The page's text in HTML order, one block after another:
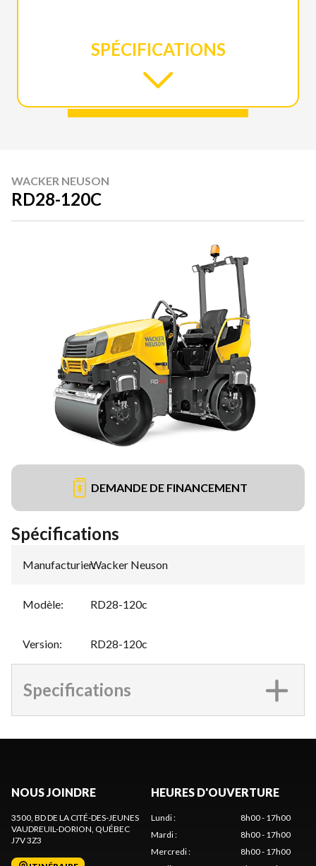
SPÉCIFICATIONS
WACKER NEUSON
RD28-120C
DEMANDE DE FINANCEMENT
Spécifications
Manufacturier:
Wacker Neuson
Modèle: RD28-120c
Version: RD28-120c
Specifications
NOUS JOINDRE
3500, BD DE LA CITÉ-DES-JEUNES
VAUDREUIL-DORION, QUÉBEC
J7V 3Z3
HEURES D'OUVERTURE
Lundi:
8h00 - 17h00
Mardi:
8h00 - 17h00
Mercredi:
8h00 - 17h00